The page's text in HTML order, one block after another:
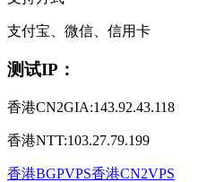
支付宝、微信、信用卡
测试IP：
香港CN2GIA:143.92.43.118
香港NTT:103.27.79.199
香港BGPVPS香港CN2VPS